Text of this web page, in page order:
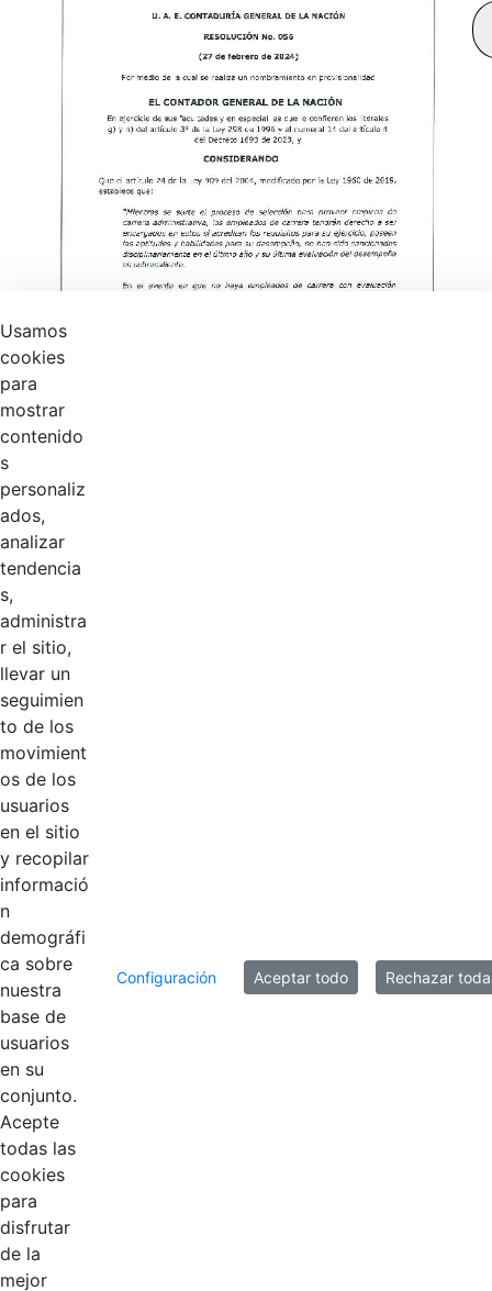
Productos
AÑADIR COMENTARIOS
Usamos
cookies
para
mostrar
contenido
s
personaliz
ados,
analizar
tendencia
s,
administra
r el sitio,
llevar un
seguimien
to de los
movimient
os de los
usuarios
en el sitio
y recopilar
informació
n
demográfi
ca sobre
nuestra
base de
usuarios
en su
conjunto.
Acepte
todas las
cookies
para
disfrutar
de la
mejor
Configuración Aceptar todo Rechazar